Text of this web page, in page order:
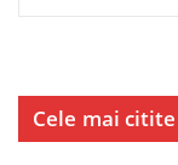
Cele mai